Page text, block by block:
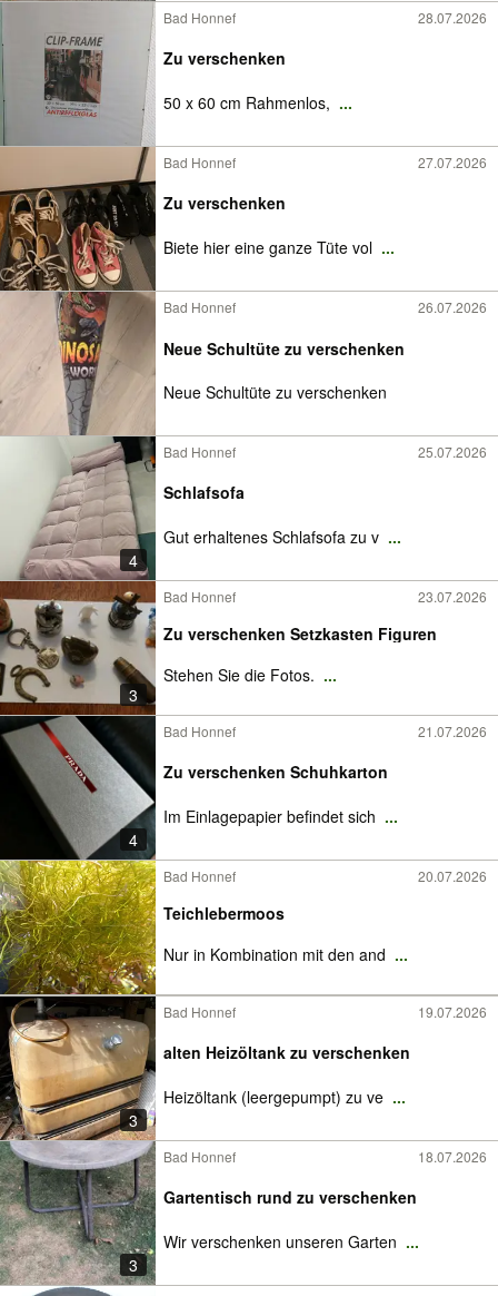
Bad Honnef 28.07.2026
Zu verschenken
50 x 60 cm Rahmenlos, ...
Bad Honnef 27.07.2026
Zu verschenken
Biete hier eine ganze Tüte vol ...
Bad Honnef 26.07.2026
Neue Schultüte zu verschenken
Neue Schultüte zu verschenken
4
Bad Honnef 25.07.2026
Schlafsofa
Gut erhaltenes Schlafsofa zu v ...
3
Bad Honnef 23.07.2026
Zu verschenken Setzkasten Figuren
Stehen Sie die Fotos. ...
4
Bad Honnef 21.07.2026
Zu verschenken Schuhkarton
Im Einlagepapier befindet sich ...
Bad Honnef 20.07.2026
Teichlebermoos
Nur in Kombination mit den and ...
3
Bad Honnef 19.07.2026
alten Heizöltank zu verschenken
Heizöltank (leergepumpt) zu ve ...
3
Bad Honnef 18.07.2026
Gartentisch rund zu verschenken
Wir verschenken unseren Garten ...